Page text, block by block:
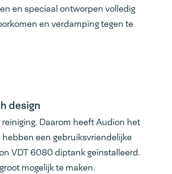
en speciaal ontworpen volledig
en verdamping tegen te
design
Daarom heeft Audion het
een gebruiksvriendelijke
VDT 6080 diptank geïnstalleerd.
mogelijk te maken.